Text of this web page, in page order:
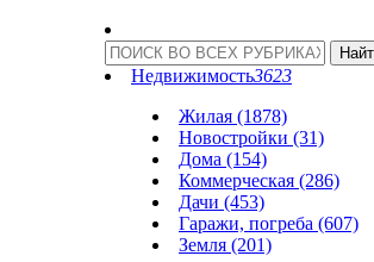
Недвижимость3623
Жилая (1878)
Новостройки (31)
Дома (154)
Коммерческая (286)
Дачи (453)
Гаражи, погреба (607)
Земля (201)